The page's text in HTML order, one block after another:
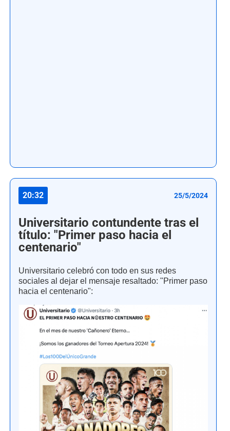
20:32 25/5/2024
Universitario contundente tras el
título: "Primer paso hacia el
centenario"
Universitario celebró con todo en sus redes
sociales al dejar el mensaje resaltado: "Primer paso
hacia el centenario":